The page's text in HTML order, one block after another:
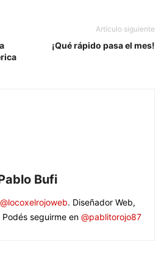
Artículo siguiente
¡Qué rápido pasa el mes!
Bufi
@locoxelrojoweb. Diseñador Web,
seguirme en @pablitorojo87